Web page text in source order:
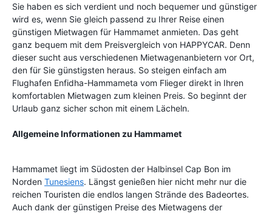
Sie haben es sich verdient und noch bequemer und günstiger
wird es, wenn Sie gleich passend zu Ihrer Reise einen
günstigen Mietwagen für Hammamet anmieten. Das geht
ganz bequem mit dem Preisvergleich von HAPPYCAR. Denn
dieser sucht aus verschiedenen Mietwagenanbietern vor Ort,
den für Sie günstigsten heraus. So steigen einfach am
Flughafen Enfidha-Hammameta vom Flieger direkt in Ihren
komfortablen Mietwagen zum kleinen Preis. So beginnt der
Urlaub ganz sicher schon mit einem Lächeln.
Allgemeine Informationen zu Hammamet
Hammamet liegt im Südosten der Halbinsel Cap Bon im
Norden Tunesiens. Längst genießen hier nicht mehr nur die
reichen Touristen die endlos langen Strände des Badeortes.
Auch dank der günstigen Preise des Mietwagens der